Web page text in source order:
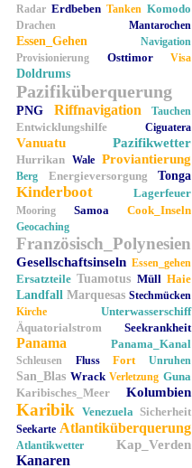
Radar Erdbeben Tanken Komodo
Drachen Mantarochen
Essen_Gehen
Navigation
Provisionierung
Osttimor Visa
Doldrums
Pazifiküberquerung
PNG Riffnavigation Tauchen
Entwicklungshilfe Ciguatera
Vanuatu Pazifikwetter
Hurrikan Wale Proviantierung
Berg Energieversorgung Tonga
Kinderboot Lagerfeuer
Mooring Samoa Cook_Inseln
Geocaching
Französisch_Polynesien
Gesellschaftsinseln Essen_gehen
Ersatzteile Tuamotus Müll Haie
Landfall Marquesas Stechmücken
Kirche
Unterwasserschiff
Äquatorialstrom
Seekrankheit
Panama Panama_Kanal
Schleusen Fluss Fort Unruhen
San_Blas Wrack Verletzung Guna
Karibisches_Meer
Kolumbien
Karibik Venezuela Sicherheit
Seekarte Atlantiküberquerung
Atlantikwetter Kap_Verden
Kanaren